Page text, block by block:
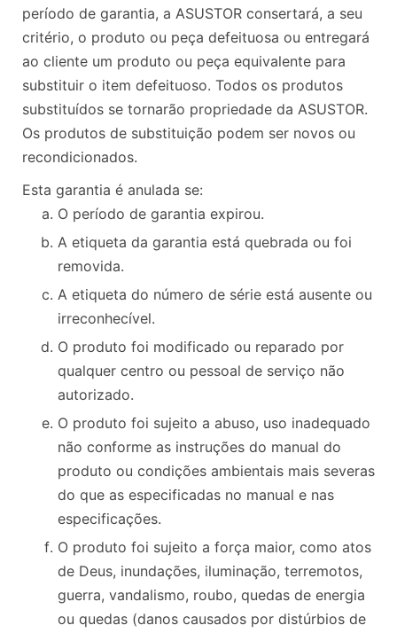
período de garantia, a ASUSTOR consertará, a seu
critério, o produto ou peça defeituosa ou entregará
ao cliente um produto ou peça equivalente para
substituir o item defeituoso. Todos os produtos
substituídos se tornarão propriedade da ASUSTOR.
Os produtos de substituição podem ser novos ou
recondicionados.
Esta garantia é anulada se:
O período de garantia expirou.
A etiqueta da garantia está quebrada ou foi
removida.
A etiqueta do número de série está ausente ou
irreconhecível.
O produto foi modificado ou reparado por
qualquer centro ou pessoal de serviço não
autorizado.
O produto foi sujeito a abuso, uso inadequado
não conforme as instruções do manual do
produto ou condições ambientais mais severas
do que as especificadas no manual e nas
especificações.
O produto foi sujeito a força maior, como atos
de Deus, inundações, iluminação, terremotos,
guerra, vandalismo, roubo, quedas de energia
ou quedas (danos causados ​​por distúrbios de